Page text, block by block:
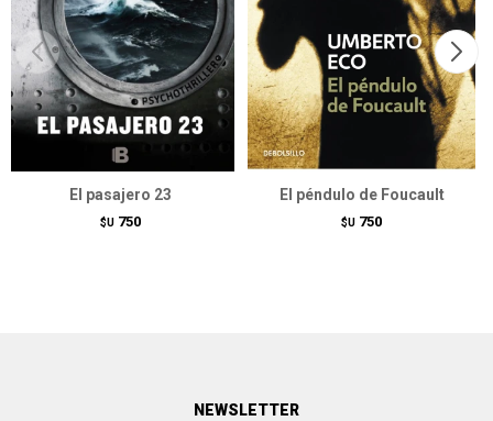
El pasajero 23
$U 750
El péndulo de Foucault
$U 750
NEWSLETTER